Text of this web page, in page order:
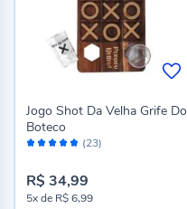
Avaliação: (23)
Jogo Shot Da Velha Grife Do
Boteco
R$ 34,99
5xde R$ 6,99